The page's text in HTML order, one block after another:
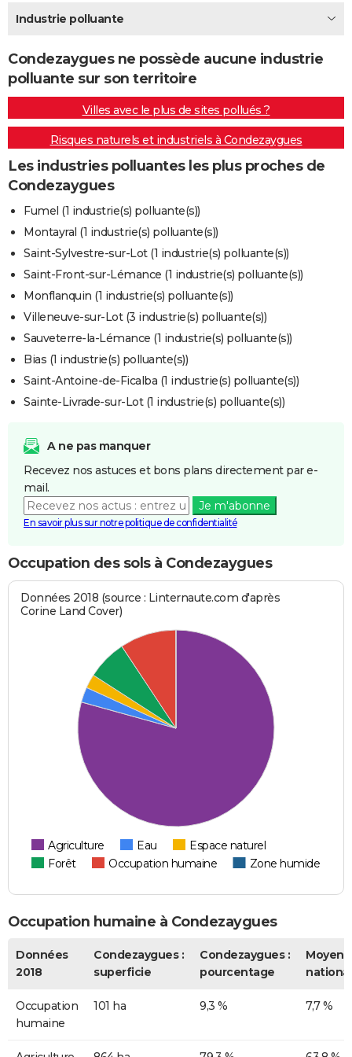
Destinations
City break
Voyage nature
Voyage de noces
Forum
Climat
+PHOTO
GUIDES D'ACHAT
BONS PLANS
CARTE DE VOEUX
Carte de Noël
Carte Bonne année
Carte Saint-Valentin
Carte Pâques
Carte d'anniversaire
DICTIONNAIRE
Dictionnaire
Biographies
Citations
Expressions
Proverbes
PROGRAMME TV
COPAINS D'AVANT
S'inscrire
Se connecter
Lycées
Collèges
Primaires
Universités
Entreprises
Service militaire
Avis de recherche
AVIS DE DÉCÈS
FORUM
Bricolage
Lifestyle
Culture
Sport
Auto
Television
Voyage
Cinema
Industrie polluante
Condezaygues ne possède aucune industrie
polluante sur son territoire
Villes avec le plus de sites pollués ?
Risques naturels et industriels à Condezaygues
Les industries polluantes les plus proches de
Condezaygues
Fumel (1 industrie(s) polluante(s))
Montayral (1 industrie(s) polluante(s))
Saint-Sylvestre-sur-Lot (1 industrie(s) polluante(s))
Saint-Front-sur-Lémance (1 industrie(s) polluante(s))
Monflanquin (1 industrie(s) polluante(s))
Villeneuve-sur-Lot (3 industrie(s) polluante(s))
Sauveterre-la-Lémance (1 industrie(s) polluante(s))
Bias (1 industrie(s) polluante(s))
Saint-Antoine-de-Ficalba (1 industrie(s) polluante(s))
Sainte-Livrade-sur-Lot (1 industrie(s) polluante(s))
A ne pas manquer
Recevez nos astuces et bons plans directement par e-
mail.
Je m'abonne
En savoir plus sur notre politique de confidentialité
Occupation des sols à Condezaygues
Données 2018 (source : Linternaute.com d'après
Corine Land Cover)
Agriculture Eau
Espace naturel
Forêt
Occupation humaine Zone humide
Occupation humaine à Condezaygues
Données
2018
Condezaygues :
superficie
Condezaygues :
pourcentage
Occupation
humaine
101 ha 9,3 % 7,7 %